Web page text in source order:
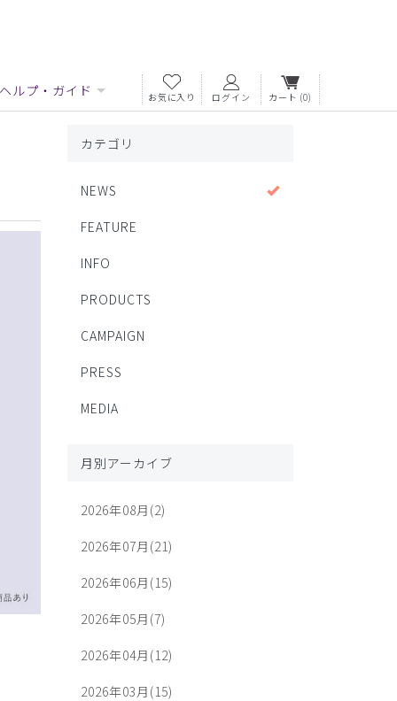
ヘルプ・ガイド お気に入り ログイン カート (0)
カテゴリ
NEWS
FEATURE
INFO
PRODUCTS
CAMPAIGN
PRESS
MEDIA
月別アーカイブ
2026年08月(2)
2026年07月(21)
2026年06月(15)
2026年05月(7)
2026年04月(12)
2026年03月(15)